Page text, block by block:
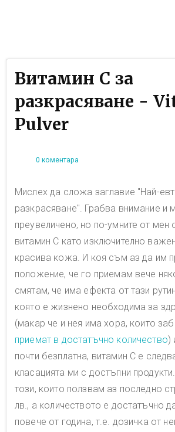
Витамин C за
разкрасяване -
Pulver
0 коментара
Мислех да сложа заглавие "Най-
разкрасяване". Грабва внимание и
преувеличено, но по-умните от мен
витамин C като изключително
красива кожа. И коя съм аз да им
положение, че го приемам вече
смятам, че има ефекта от тази
която е жизнено необходима за
(макар че и нея има хора, които
приемат в достатъчно количество)
почти безплатна, витамин C е
класацията ми с достъпни
този, които ползвам аз последно
лв., а количеството е достатъчно
повече от година, т.е. дозичка от